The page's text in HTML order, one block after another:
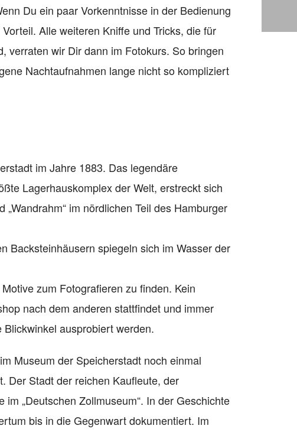
Du ein paar Vorkenntnisse in der Bedienung
Alle weiteren Kniffe und Tricks, die für
verraten wir Dir dann im Fotokurs. So bringen
Nachtaufnahmen lange nicht so kompliziert
im Jahre 1883. Das legendäre
Lagerhauskomplex der Welt, erstreckt sich
im nördlichen Teil des Hamburger
Backsteinhäusern spiegeln sich im Wasser der
zum Fotografieren zu finden. Kein
nach dem anderen stattfindet und immer
ausprobiert werden.
Museum der Speicherstadt noch einmal
Der Stadt der reichen Kaufleute, der
„Deutschen Zollmuseum“. In der Geschichte
bis in die Gegenwart dokumentiert. Im